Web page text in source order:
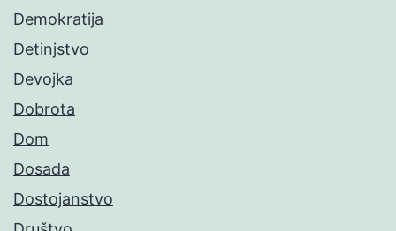
Demokratija
Detinjstvo
Devojka
Dobrota
Dom
Dosada
Dostojanstvo